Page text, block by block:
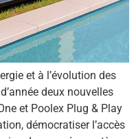
et à l’évolution des
deux nouvelles
et Poolex Plug & Play
démocratiser l’accès